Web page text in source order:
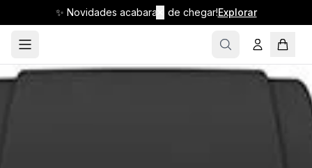
✨ Novidades acabaram de chegar!Explorar